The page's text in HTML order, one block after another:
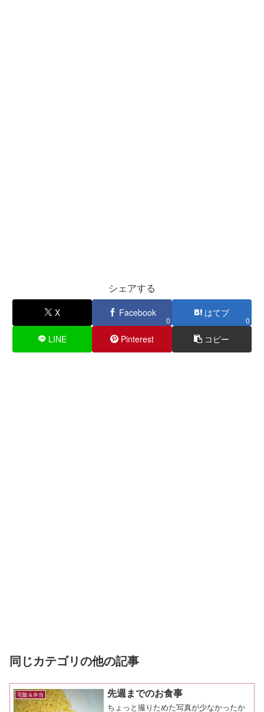
シェアする
X Facebook
0
はてブ
0
LINE Pinterest コピー
同じカテゴリの他の記事
宅飯＆弁当 先週までのお食事
ちょっと撮りためた写真が少なかったか